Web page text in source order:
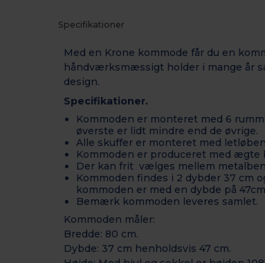
Specifikationer
Med en Krone kommode får du en
håndværksmæssigt holder i mange år
design.
Specifikationer.
Kommoden er monteret med 6
øverste er lidt mindre end de øvrige.
Alle skuffer er monteret med
Kommoden er produceret med ægte
Der kan frit vælges mellem
Kommoden findes i 2 dybder 37 cm
kommoden er med en dybde på
Bemærk kommoden leveres samlet.
Kommoden måler:
Bredde: 80 cm.
Dybde: 37 cm henholdsvis 47 cm.